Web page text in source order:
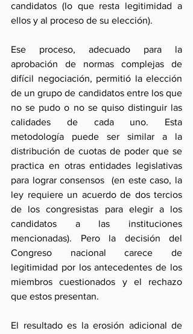
candidatos (lo que resta legitimidad a
ellos y al proceso de su elección).
Ese proceso, adecuado para la
aprobación de normas complejas de
difícil negociación, permitió la elección
de un grupo de candidatos entre los que
no se pudo o no se quiso distinguir las
calidades de cada uno. Esta
metodología puede ser similar a la
distribución de cuotas de poder que se
practica en otras entidades legislativas
para lograr consensos  (en este caso, la
ley requiere un acuerdo de dos tercios
de los congresistas para elegir a los
candidatos a las instituciones
mencionadas). Pero la decisión del
Congreso nacional carece de
legitimidad por los antecedentes de los
miembros cuestionados y el rechazo
que estos presentan.
El resultado es la erosión adicional de